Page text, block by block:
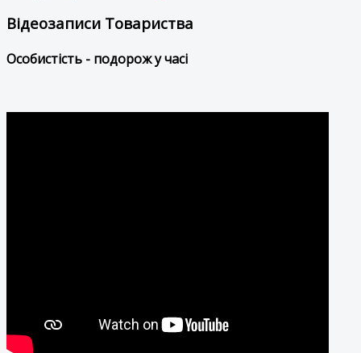
Відеозаписи Товариства
Особистість - подорож у часі